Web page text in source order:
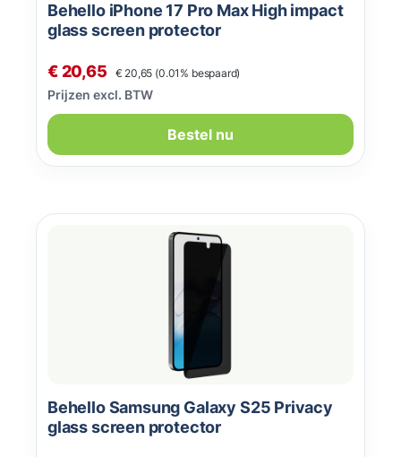
Behello iPhone 17 Pro Max High impact
glass screen protector
Verkoopprijs:
€ 20,65 Normale prijs:
€ 20,65 (0.01% bespaard)
Prijzen excl. BTW
Bestel nu
Behello Samsung Galaxy S25 Privacy
glass screen protector